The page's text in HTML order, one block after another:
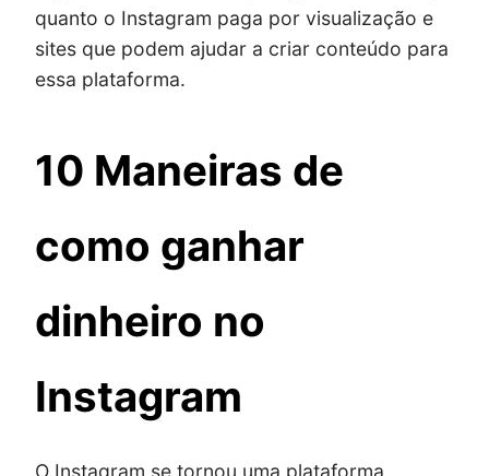
quanto o Instagram paga por visualização e
sites que podem ajudar a criar conteúdo para
essa plataforma.
10 Maneiras de
como ganhar
dinheiro no
Instagram
O Instagram se tornou uma plataforma